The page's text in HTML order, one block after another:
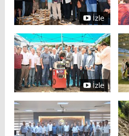
İzle
İzle